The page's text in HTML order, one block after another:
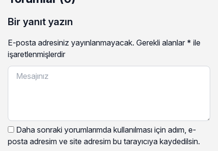
Bir yanıt yazın
E-posta adresiniz yayınlanmayacak. Gerekli alanlar * ile
işaretlenmişlerdir
Daha sonraki yorumlarımda kullanılması için adım, e-
posta adresim ve site adresim bu tarayıcıya kaydedilsin.